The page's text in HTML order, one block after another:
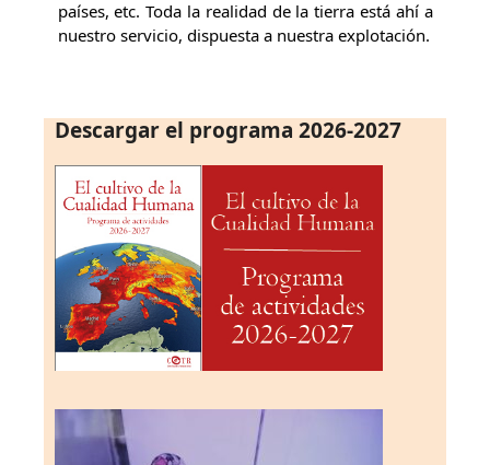
países, etc. Toda la realidad de la tierra está ahí a
nuestro servicio, dispuesta a nuestra explotación.
Descargar el programa 2026-2027